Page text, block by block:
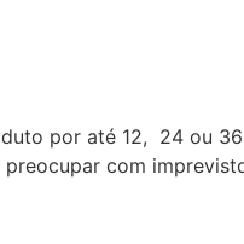
por até 12, 24 ou
com